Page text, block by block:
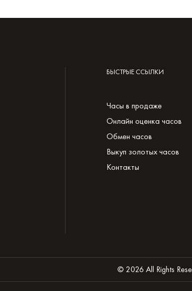
БЫСТРЫЕ ССЫЛКИ
Часы в продаже
Онлайн оценка часов
Обмен часов
Выкуп золотых часов
Контакты
© 2026 All Rights